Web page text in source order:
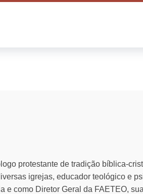
protestante de tradição bíblica-
igrejas, educador teológico e
e como Diretor Geral da FAETEO,